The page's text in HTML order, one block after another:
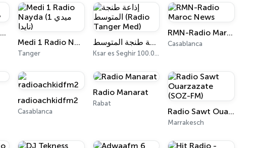
Hit Radio - 100% Way Way
Medi 1 Radio Nayda (ميدي 1 نايدا)
Tanger
إذاعة طنجة المتوسط (Radio Tanger Med)
Ksar es Seghir 100.0 FM
RMN-Radio Maroc News
Casablanca
radioachkidfm2
Casablanca
Radio Manarat
Rabat
Radio Sawt Ouarzazate (SOZ-FM)
Marrakesch